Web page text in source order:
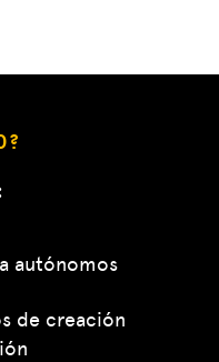
autónomos
de creación